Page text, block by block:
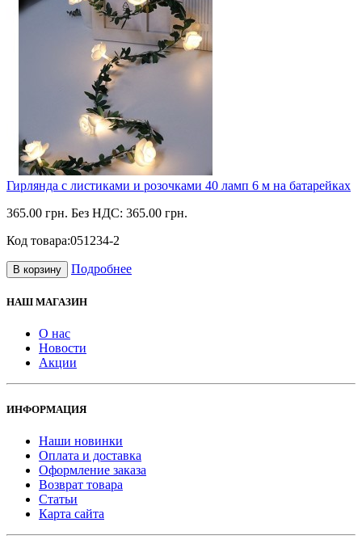
Гирлянда с листиками и розочками 40 ламп 6 м на батарейках
365.00 грн. Без НДС: 365.00 грн.
Код товара:051234-2
В корзину Подробнее
НАШ МАГАЗИН
О нас
Новости
Акции
ИНФОРМАЦИЯ
Наши новинки
Оплата и доставка
Оформление заказа
Возврат товара
Статьи
Карта сайта